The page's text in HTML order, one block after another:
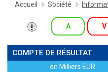
Accueil Société
A V
COMPTE DE RÉSULTAT
en Milliers EUR